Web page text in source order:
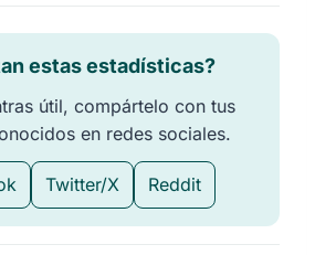
estas estadísticas?
útil, compártelo con tus
en redes sociales.
Twitter/X Reddit